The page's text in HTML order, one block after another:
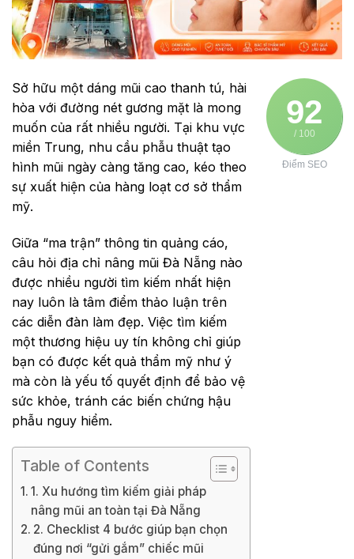
92
/ 100
Điểm SEO
Sở hữu một dáng mũi cao thanh tú, hài
hòa với đường nét gương mặt là mong
muốn của rất nhiều người. Tại khu vực
miền Trung, nhu cầu phẫu thuật tạo
hình mũi ngày càng tăng cao, kéo theo
sự xuất hiện của hàng loạt cơ sở thẩm
mỹ.
Giữa “ma trận” thông tin quảng cáo,
câu hỏi địa chỉ nâng mũi Đà Nẵng nào
được nhiều người tìm kiếm nhất hiện
nay luôn là tâm điểm thảo luận trên
các diễn đàn làm đẹp. Việc tìm kiếm
một thương hiệu uy tín không chỉ giúp
bạn có được kết quả thẩm mỹ như ý
mà còn là yếu tố quyết định để bảo vệ
sức khỏe, tránh các biến chứng hậu
phẫu nguy hiểm.
Table of Contents
1. Xu hướng tìm kiếm giải pháp
nâng mũi an toàn tại Đà Nẵng
2. Checklist 4 bước giúp bạn chọn
đúng nơi “gửi gắm” chiếc mũi